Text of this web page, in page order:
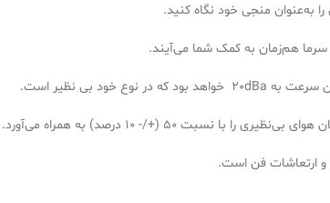
به‌عنوان منجی خود نگاه کنید.